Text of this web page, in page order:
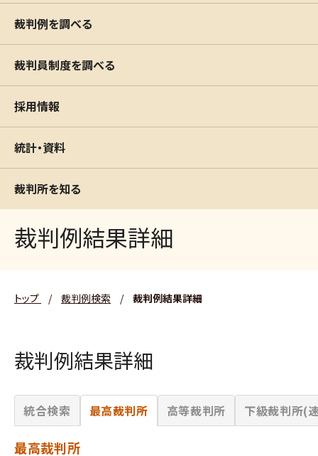
裁判例を調べる
裁判員制度を調べる
採用情報
統計・資料
裁判所を知る
裁判例結果詳細
トップ / 裁判例検索 / 裁判例結果詳細
裁判例結果詳細
統合検索 最高裁判所 高等裁判所 下級裁判所(
最高裁判所